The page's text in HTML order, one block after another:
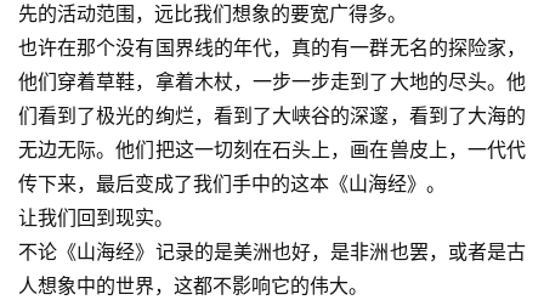
先的活动范围，远比我们想象的要宽广得多。
也许在那个没有国界线的年代，真的有一群无名的探险家，
他们穿着草鞋，拿着木杖，一步一步走到了大地的尽头。他
们看到了极光的绚烂，看到了大峡谷的深邃，看到了大海的
无边无际。他们把这一切刻在石头上，画在兽皮上，一代代
传下来，最后变成了我们手中的这本《山海经》。
让我们回到现实。
不论《山海经》记录的是美洲也好，是非洲也罢，或者是古
人想象中的世界，这都不影响它的伟大。